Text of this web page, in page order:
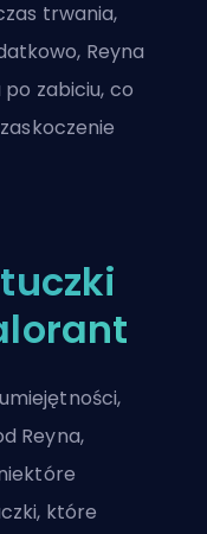
trwania,
Reyna
zabiciu, co
Reyna,
które